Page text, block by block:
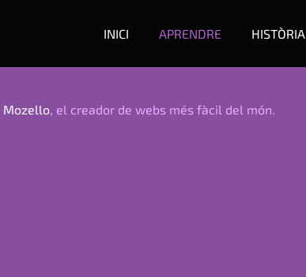
INICI APRENDRE HISTÒRIA
Mozello, el creador de webs més fàcil del món.